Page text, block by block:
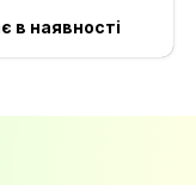
в наявності